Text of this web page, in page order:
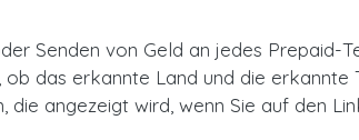
Senden von Geld an jedes Prepaid-
ob das erkannte Land und die
die angezeigt wird, wenn Sie auf den